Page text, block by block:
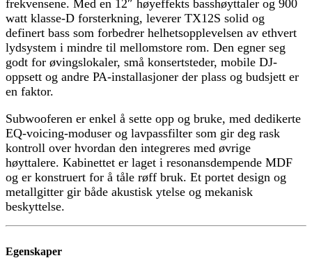
frekvensene. Med en 12″ høyeffekts basshøyttaler og 900
watt klasse-D forsterkning, leverer TX12S solid og
definert bass som forbedrer helhetsopplevelsen av ethvert
lydsystem i mindre til mellomstore rom. Den egner seg
godt for øvingslokaler, små konsertsteder, mobile DJ-
oppsett og andre PA-installasjoner der plass og budsjett er
en faktor.
Subwooferen er enkel å sette opp og bruke, med dedikerte
EQ-voicing-moduser og lavpassfilter som gir deg rask
kontroll over hvordan den integreres med øvrige
høyttalere. Kabinettet er laget i resonansdempende MDF
og er konstruert for å tåle røff bruk. Et portet design og
metallgitter gir både akustisk ytelse og mekanisk
beskyttelse.
Egenskaper